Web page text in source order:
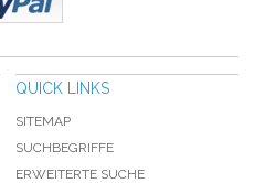
QUICK LINKS
SITEMAP
SUCHBEGRIFFE
ERWEITERTE SUCHE